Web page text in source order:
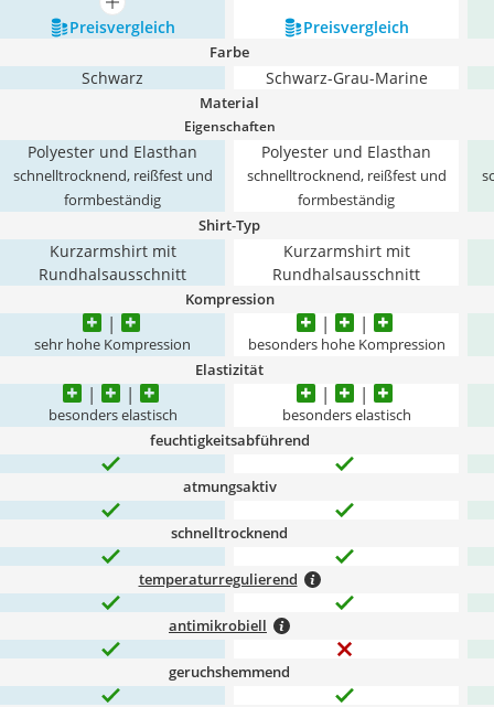
mehr anzeigen
Preis­vergleich
Preis­vergleich
Farbe
Schwarz Schwarz-Grau-Marine
Material
Eigenschaften
Polyester und Elasthan
schnelltrocknend, reißfest und
formbeständig
Polyester und Elasthan
schnelltrocknend, reißfest und
formbeständig
Shirt-Typ
Kurzarmshirt mit
Rundhalsausschnitt
Kurzarmshirt mit
Rundhalsausschnitt
Kompression
sehr hohe Kompression besonders hohe Kompression
Elastizität
besonders elastisch besonders elastisch
feuchtigkeitsabführend
atmungsaktiv
schnelltrocknend
temperaturregulierend
antimikrobiell
geruchshemmend